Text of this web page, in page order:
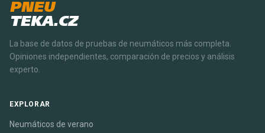
PNEU
TEKA.CZ
La base de datos de pruebas de neumáticos más completa.
Opiniones independientes, comparación de precios y análisis
experto.
EXPLORAR
Neumáticos de verano